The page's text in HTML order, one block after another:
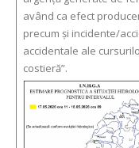
având ca efect
precum și incidente/
accidentale ale
costieră”.